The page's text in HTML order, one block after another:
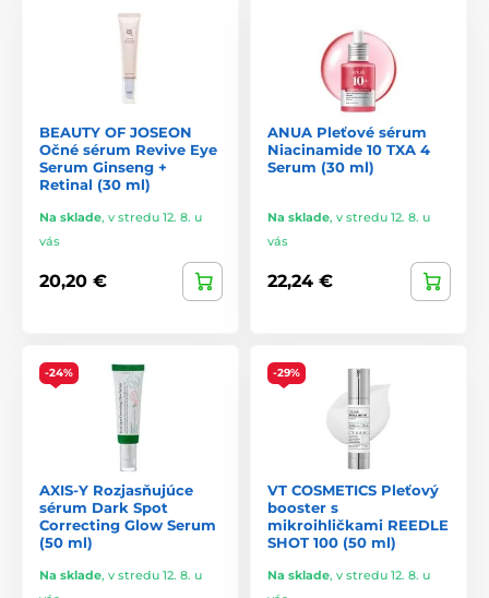
BEAUTY OF JOSEON
Očné sérum Revive Eye
Serum Ginseng +
Retinal (30 ml)
Na sklade, v stredu 12. 8. u
vás
20,20 €
ANUA Pleťové sérum
Niacinamide 10 TXA 4
Serum (30 ml)
Na sklade, v stredu 12. 8. u
vás
22,24 €
-24%
AXIS-Y Rozjasňujúce
sérum Dark Spot
Correcting Glow Serum
(50 ml)
Na sklade, v stredu 12. 8. u
-29%
VT COSMETICS Pleťový
booster s
mikroihličkami REEDLE
SHOT 100 (50 ml)
Na sklade, v stredu 12. 8. u